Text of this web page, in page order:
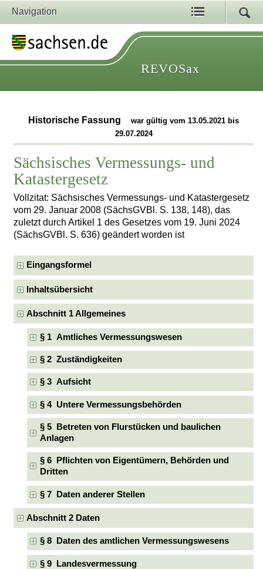
Navigation
REVOSax
Historische Fassung
war gültig vom 13.05.2021 bis
29.07.2024
Sächsisches Vermessungs- und
Katastergesetz
Vollzitat: Sächsisches Vermessungs- und Katastergesetz
vom 29. Januar 2008 (SächsGVBl. S. 138, 148), das
zuletzt durch Artikel 1 des Gesetzes vom 19. Juni 2024
(SächsGVBl. S. 636) geändert worden ist
Eingangsformel
Inhaltsübersicht
Abschnitt 1 Allgemeines
§ 1 Amtliches Vermessungswesen
§ 2 Zuständigkeiten
§ 3 Aufsicht
§ 4 Untere Vermessungsbehörden
§ 5 Betreten von Flurstücken und baulichen
Anlagen
§ 6 Pflichten von Eigentümern, Behörden und
Dritten
§ 7 Daten anderer Stellen
Abschnitt 2 Daten
§ 8 Daten des amtlichen Vermessungswesens
§ 9 Landesvermessung